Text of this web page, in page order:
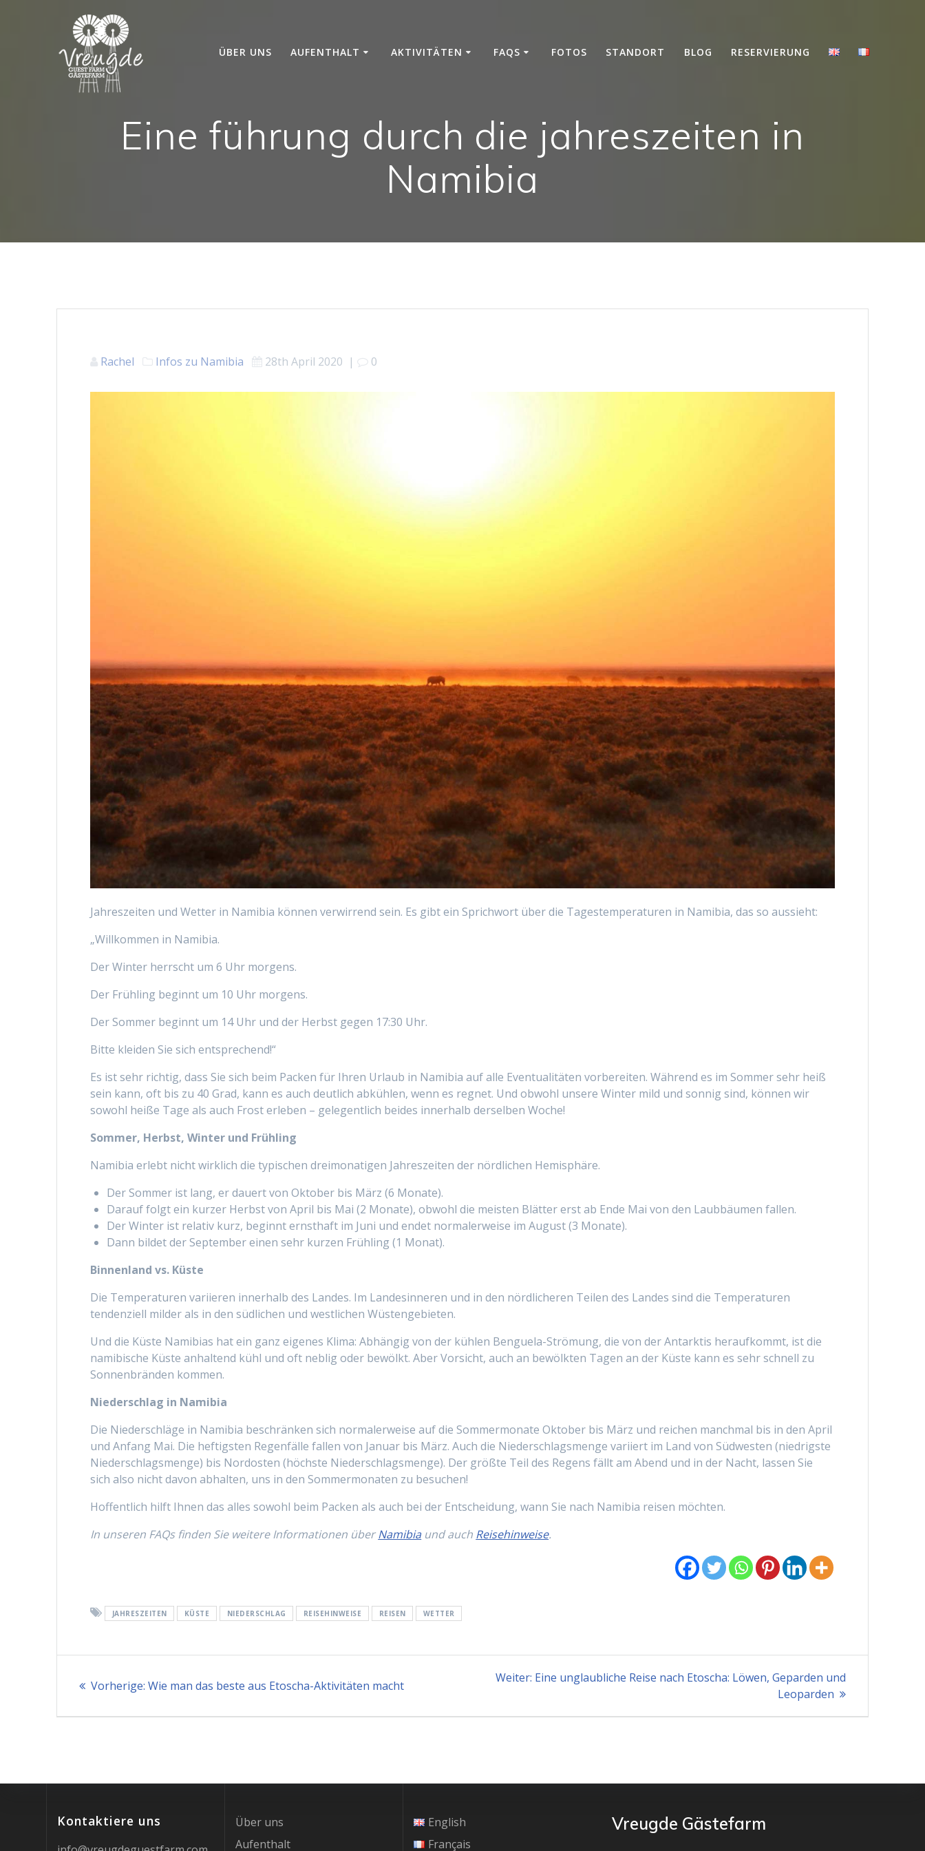
ÜBER UNS AUFENTHALT AKTIVITÄTEN FAQS FOTOS STANDORT BLOG RESERVIERUNG
Eine führung durch die jahreszeiten in
Namibia
Rachel Infos zu Namibia 28th April 2020 | 0
Jahreszeiten und Wetter in Namibia können verwirrend sein. Es gibt ein Sprichwort über die Tagestemperaturen in Namibia, das so aussieht:
„Willkommen in Namibia.
Der Winter herrscht um 6 Uhr morgens.
Der Frühling beginnt um 10 Uhr morgens.
Der Sommer beginnt um 14 Uhr und der Herbst gegen 17:30 Uhr.
Bitte kleiden Sie sich entsprechend!“
Es ist sehr richtig, dass Sie sich beim Packen für Ihren Urlaub in Namibia auf alle Eventualitäten vorbereiten. Während es im Sommer sehr heiß
sein kann, oft bis zu 40 Grad, kann es auch deutlich abkühlen, wenn es regnet. Und obwohl unsere Winter mild und sonnig sind, können wir
sowohl heiße Tage als auch Frost erleben – gelegentlich beides innerhalb derselben Woche!
Sommer, Herbst, Winter und Frühling
Namibia erlebt nicht wirklich die typischen dreimonatigen Jahreszeiten der nördlichen Hemisphäre.
Der Sommer ist lang, er dauert von Oktober bis März (6 Monate).
Darauf folgt ein kurzer Herbst von April bis Mai (2 Monate), obwohl die meisten Blätter erst ab Ende Mai von den Laubbäumen fallen.
Der Winter ist relativ kurz, beginnt ernsthaft im Juni und endet normalerweise im August (3 Monate).
Dann bildet der September einen sehr kurzen Frühling (1 Monat).
Binnenland vs. Küste
Die Temperaturen variieren innerhalb des Landes. Im Landesinneren und in den nördlicheren Teilen des Landes sind die Temperaturen
tendenziell milder als in den südlichen und westlichen Wüstengebieten.
Und die Küste Namibias hat ein ganz eigenes Klima: Abhängig von der kühlen Benguela-Strömung, die von der Antarktis heraufkommt, ist die
namibische Küste anhaltend kühl und oft neblig oder bewölkt. Aber Vorsicht, auch an bewölkten Tagen an der Küste kann es sehr schnell zu
Sonnenbränden kommen.
Niederschlag in Namibia
Die Niederschläge in Namibia beschränken sich normalerweise auf die Sommermonate Oktober bis März und reichen manchmal bis in den April
und Anfang Mai. Die heftigsten Regenfälle fallen von Januar bis März. Auch die Niederschlagsmenge variiert im Land von Südwesten (niedrigste
Niederschlagsmenge) bis Nordosten (höchste Niederschlagsmenge). Der größte Teil des Regens fällt am Abend und in der Nacht, lassen Sie
sich also nicht davon abhalten, uns in den Sommermonaten zu besuchen!
Hoffentlich hilft Ihnen das alles sowohl beim Packen als auch bei der Entscheidung, wann Sie nach Namibia reisen möchten.
In unseren FAQs finden Sie weitere Informationen überNamibia und auch Reisehinweise.
JAHRESZEITEN KÜSTE NIEDERSCHLAG REISEHINWEISE REISEN WETTER
Navigation
Vorherige: Vorheriger
Wie man das beste aus Etoscha-Aktivitäten macht
Weiter: Nächster
Eine unglaubliche Reise nach Etoscha: Löwen, Geparden und
Leoparden
Kontaktiere uns
Über uns
Aufenthalt
English
Français
Vreugde Gästefarm